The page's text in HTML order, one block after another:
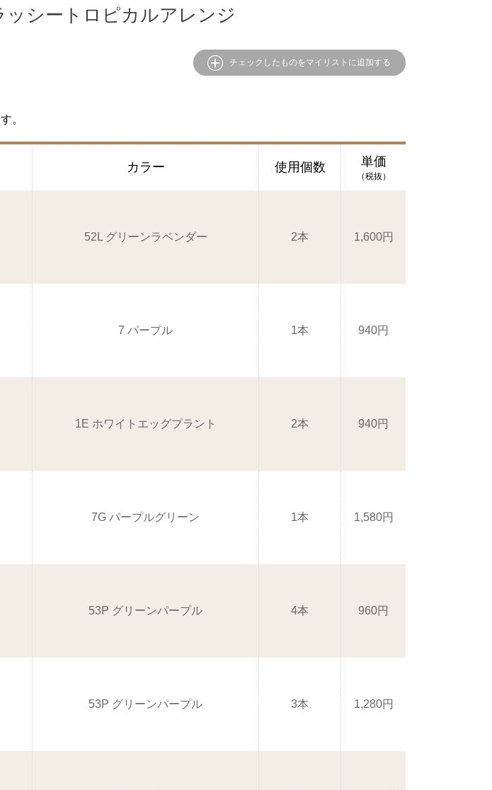
シートロピカルアレンジ
チェックしたものをマイリストに追加する
。
カラー 使用個数 単価
（税抜）
52L グリーンラベンダー 2本 1,600円
7 パープル 1本 940円
1E ホワイトエッグプラント 2本 940円
7G パープルグリーン 1本 1,580円
53P グリーンパープル 4本 960円
53P グリーンパープル 3本 1,280円